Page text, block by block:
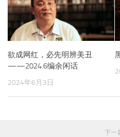
欲成网红，必先明辨美丑
——2024.6编余闲话
2024年6月3日
下一